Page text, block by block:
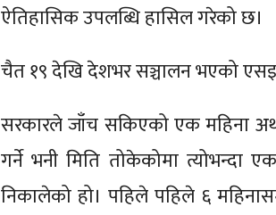
ऐतिहासिक उपलब्धि हासिल गरेको छ।
चैत १९ देखि देशभर सञ्चालन भएको
सरकारले जाँच सकिएको एक महिना
गर्ने भनी मिति तोकेकोमा त्योभन्दा
निकालेको हो। पहिले पहिले ६